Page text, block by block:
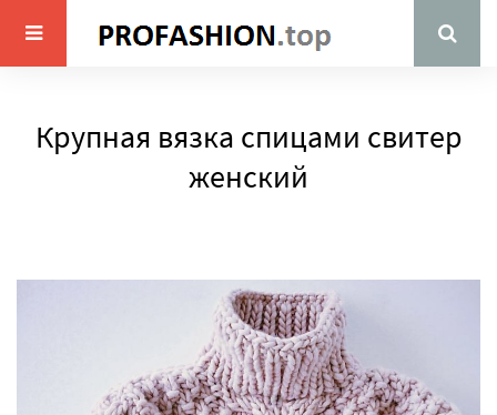
Крупная вязка спицами свитер
женский